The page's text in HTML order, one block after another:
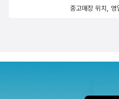
중고매장 위치, 영